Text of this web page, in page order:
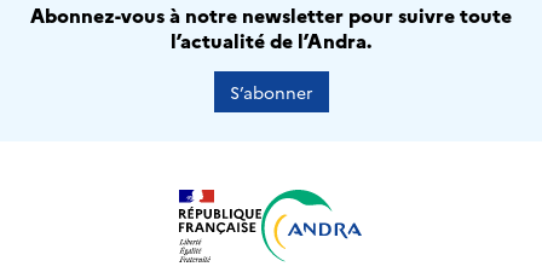
Abonnez-vous à notre newsletter pour suivre toute
l’actualité de l’Andra.
S’abonner